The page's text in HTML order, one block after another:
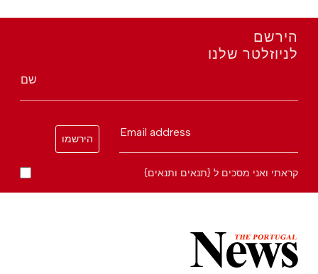
הירשם
לניוזלטר שלנו
שם
Email address
הירשמו
קראתי ואני מסכים ל {תנאים ותנאים}